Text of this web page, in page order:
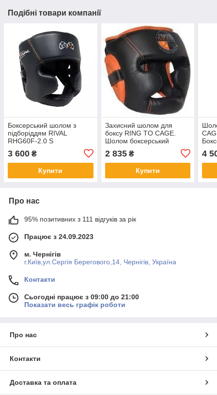
Подібні товари компанії
Боксерський шолом з
підборіддям RIVAL
RHG60F-2.0 S
3 600 ₴
Купити
Захисний шолом для
боксу RING TO CAGE.
Шолом боксерський
2 835₴
Купити
4
Про нас
95% позитивних з 111 відгуків за рік
Працює з 24.09.2023
м. Чернігів
г.Київ,ул.Сергiя Берегового,14, Чернігів, Україна
Контакти
Сьогодні працює з 09:00 до 21:00
Показати весь графік роботи
Про нас
Контакти
Доставка та оплата